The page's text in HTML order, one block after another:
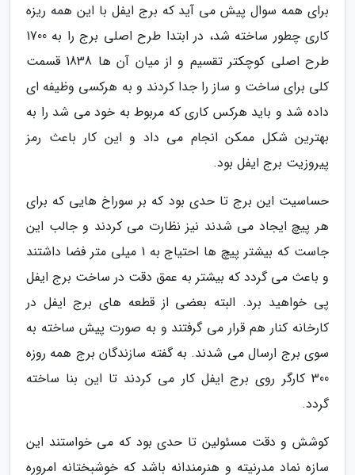
برای همه سوال پیش می آید که برج ایفل با این همه ریزه
کاری چطور ساخته شد، در ابتدا طرح اصلی برج را به 1700
طرح اصلی کوچکتر تقسیم و از میان آن ها 1838 قسمت
کلی برای ساخت و ساز را جدا کردند و به هرکسی وظیفه ای
داده شد و باید هرکس کاری که مربوط به خود می شد را به
بهترین شکل ممکن انجام می داد و این کار باعث رمز
پیروزیت برج ایفل بود.
حساسیت این برج تا حدی بود که بر سوراخ هایی که برای
هر پیچ ایجاد می شدند نیز نظارت می کردند و جالب این
جاست که بیشتر پیچ ها احتیاج به 1 میلی متر فضا داشتند
و باعث می گردد که بیشتر به عمق دقت در ساخت برج ایفل
پی خواهید برد. البته بعضی از قطعه های برج ایفل در
کارخانه کنار هم قرار می گرفتند و به صورت پیش ساخته به
سوی برج ارسال می شدند. به گفته سازندگان برج همه روزه
300 کارگر روی برج ایفل کار می کردند تا این بنا ساخته
گردد.
کوشش و دقت مسئولین تا حدی بود که می خواستند این
سازه نماد مدرنیته و هنرمندانه باشد که خوشبختانه امروره